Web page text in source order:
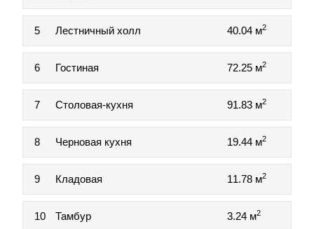
5 Лестничный холл 40.04 м2
6 Гостиная 72.25 м2
7 Столовая-кухня 91.83 м2
8 Черновая кухня 19.44 м2
9 Кладовая 11.78 м2
10 Тамбур 3.24 м2